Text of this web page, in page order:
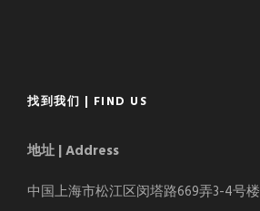
找到我们 | FIND US
地址 | Address
中国上海市松江区闵塔路669弄3-4号楼